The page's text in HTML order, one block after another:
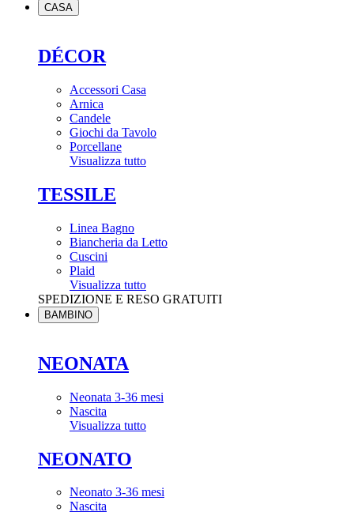
CASA
DÉCOR
Accessori Casa
Arnica
Candele
Giochi da Tavolo
Porcellane
Visualizza tutto
TESSILE
Linea Bagno
Biancheria da Letto
Cuscini
Plaid
Visualizza tutto
SPEDIZIONE E RESO GRATUITI
BAMBINO
NEONATA
Neonata 3-36 mesi
Nascita
Visualizza tutto
NEONATO
Neonato 3-36 mesi
Nascita